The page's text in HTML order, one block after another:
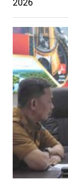
2026